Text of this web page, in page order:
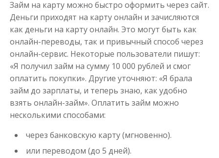
Займ на карту можно быстро оформить через сайт.
Деньги приходят на карту онлайн и зачисляются
как деньги на карту онлайн. Это могут быть как
онлайн-переводы, так и привычный способ через
онлайн-сервис. Некоторые пользователи пишут:
«Я получил займ на сумму 10 000 рублей и смог
оплатить покупки». Другие уточняют: «Я брала
займ до зарплаты, и теперь знаю, как удобно
взять онлайн-займ». Оплатить займ можно
несколькими способами:
через банковскую карту (мгновенно).
или переводом (до 5 дней).